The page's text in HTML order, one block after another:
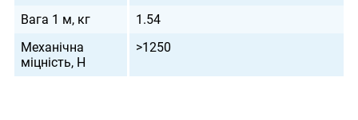
Вага 1 м, кг
1.54
Механічна
міцність, Н
>1250